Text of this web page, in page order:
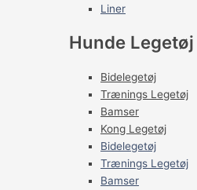
Liner
Hunde Legetøj
Bidelegetøj
Trænings Legetøj
Bamser
Kong Legetøj
Bidelegetøj
Trænings Legetøj
Bamser